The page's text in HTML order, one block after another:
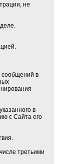
не
сообщений в
в
с Сайта его
третьими